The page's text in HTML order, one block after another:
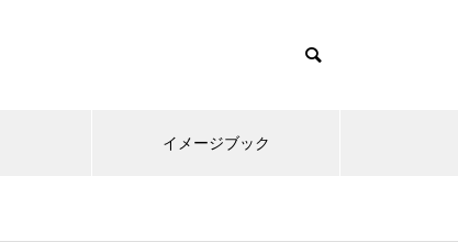
イメージブック